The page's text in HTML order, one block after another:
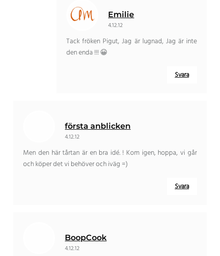
Emilie
4.12.12
Tack fröken Pigut, Jag är lugnad, Jag är inte
den enda !!! 😀
Svara
första anblicken
4.12.12
Men den här tårtan är en bra idé. ! Kom igen, hoppa, vi går
och köper det vi behöver och iväg =)
Svara
BoopCook
4.12.12